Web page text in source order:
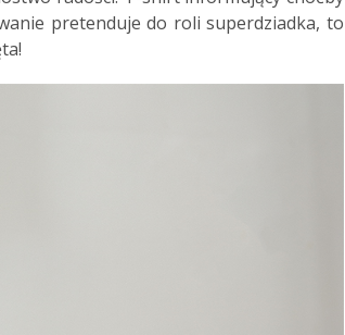
pretenduje do roli superdziadka, to